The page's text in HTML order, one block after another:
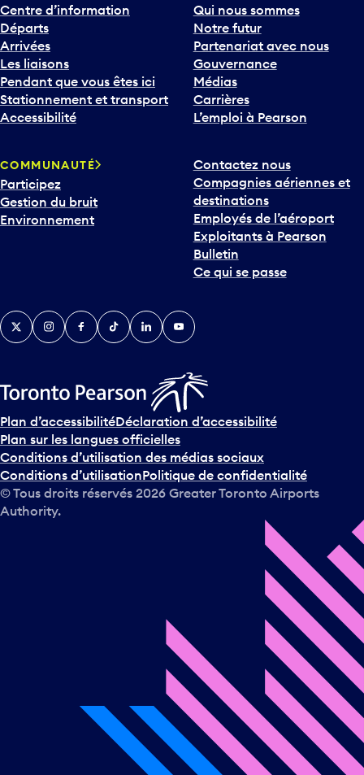
Centre d’information
Départs
Arrivées
Les liaisons
Pendant que vous êtes ici
Stationnement et transport
Accessibilité
Qui nous sommes
Notre futur
Partenariat avec nous
Gouvernance
Médias
Carrières
L’emploi à Pearson
COMMUNAUTÉ
Participez
Gestion du bruit
Environnement
Contactez nous
Compagnies aériennes et
destinations
Employés de l’aéroport
Exploitants à Pearson
Bulletin
Ce qui se passe
TwitterInstagramFacebook
TikTokLinkedInYouTube
Plan d’accessibilitéDéclaration d’accessibilité
Plan sur les langues officielles
Conditions d’utilisation des médias sociaux
Conditions d’utilisationPolitique de confidentialité
© Tous droits réservés 2026 Greater Toronto Airports
Authority.